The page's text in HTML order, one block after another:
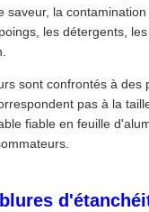
saveur, la
les détergents,
sont confrontés à
pas à la
fiable en feuille